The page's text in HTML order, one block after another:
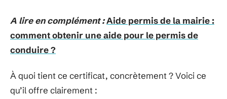
A lire en complément :Aide permis de la mairie :
comment obtenir une aide pour le permis de
conduire ?
À quoi tient ce certificat, concrètement ? Voici ce
qu’il offre clairement :